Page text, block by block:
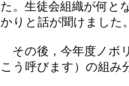
た。生徒会組織が何と
かりと話が聞けました
その後，今年度ノボ
こう呼びます）の組み